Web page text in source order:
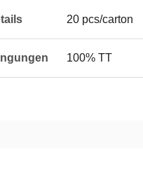
20 pcs/carton
100% TT